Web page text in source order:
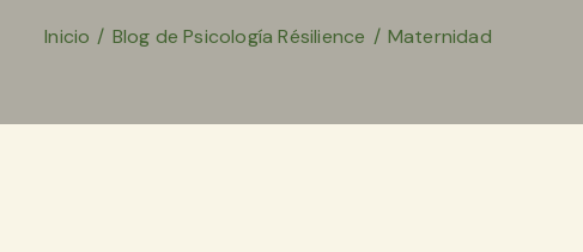
Inicio / Blog de Psicología Résilience / Maternidad